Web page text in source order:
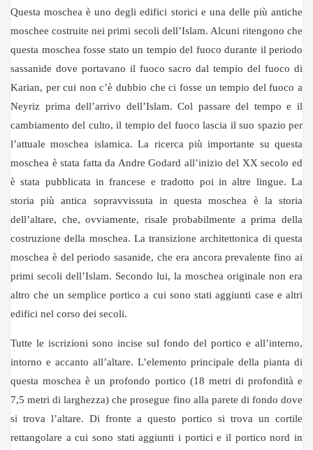
Questa moschea è uno degli edifici storici e una delle più antiche
moschee costruite nei primi secoli dell’Islam. Alcuni ritengono che
questa moschea fosse stato un tempio del fuoco durante il periodo
sassanide dove portavano il fuoco sacro dal tempio del fuoco di
Karian, per cui non c’è dubbio che ci fosse un tempio del fuoco a
Neyriz prima dell’arrivo dell’Islam. Col passare del tempo e il
cambiamento del culto, il tempio del fuoco lascia il suo spazio per
l’attuale moschea islamica. La ricerca più importante su questa
moschea è stata fatta da Andre Godard all’inizio del XX secolo ed
è stata pubblicata in francese e tradotto poi in altre lingue. La
storia più antica sopravvissuta in questa moschea è la storia
dell’altare, che, ovviamente, risale probabilmente a prima della
costruzione della moschea. La transizione architettonica di questa
moschea è del periodo sasanide, che era ancora prevalente fino ai
primi secoli dell’Islam. Secondo lui, la moschea originale non era
altro che un semplice portico a cui sono stati aggiunti case e altri
edifici nel corso dei secoli.
Tutte le iscrizioni sono incise sul fondo del portico e all’interno,
intorno e accanto all’altare. L’elemento principale della pianta di
questa moschea è un profondo portico (18 metri di profondità e
7,5 metri di larghezza) che prosegue fino alla parete di fondo dove
si trova l’altare. Di fronte a questo portico si trova un cortile
rettangolare a cui sono stati aggiunti i portici e il portico nord in